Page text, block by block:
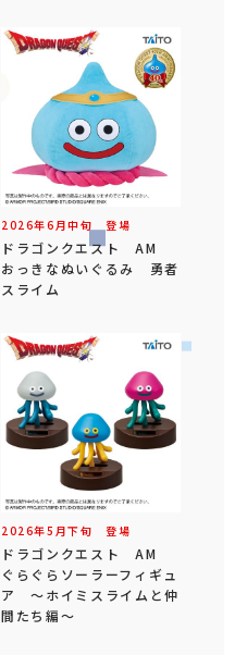
2026年6 月中旬 登場
ドラゴンクエスト AM
おっきなぬいぐるみ 勇者
スライム
2026年5 月下旬 登場
ドラゴンクエスト AM
ぐらぐらソーラーフィギュ
ア ～ホイミスライムと仲
間たち編～